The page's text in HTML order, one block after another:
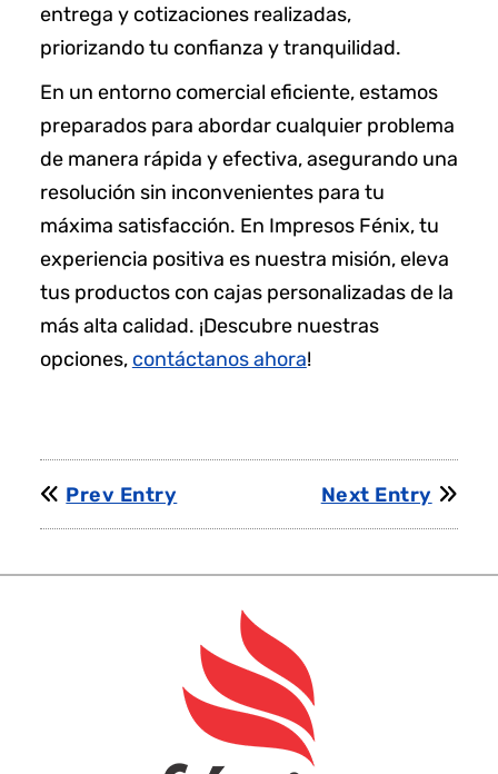
entrega y cotizaciones realizadas,
priorizando tu confianza y tranquilidad.
En un entorno comercial eficiente, estamos
preparados para abordar cualquier problema
de manera rápida y efectiva, asegurando una
resolución sin inconvenientes para tu
máxima satisfacción. En Impresos Fénix, tu
experiencia positiva es nuestra misión, eleva
tus productos con cajas personalizadas de la
más alta calidad. ¡Descubre nuestras
opciones, contáctanos ahora!
Prev Entry Next Entry